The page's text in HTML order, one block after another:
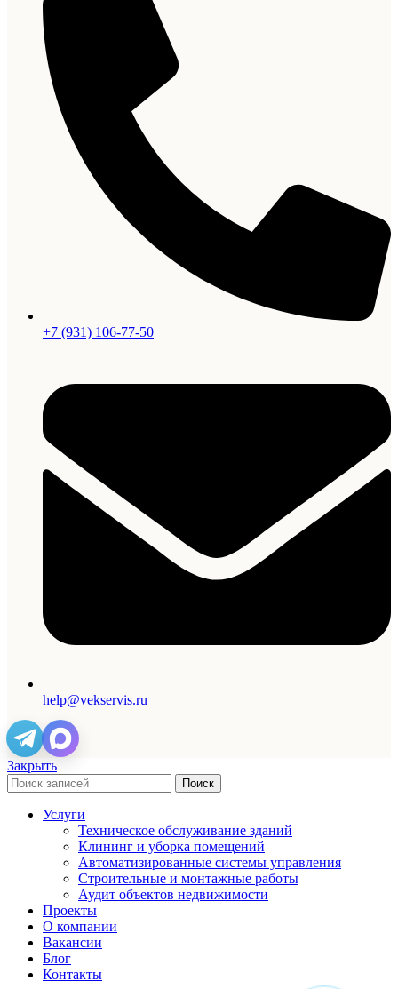
+7 (931) 106-77-50
help@vekservis.ru
Закрыть
Поиск
Услуги
Техническое обслуживание зданий
Клининг и уборка помещений
Автоматизированные системы управления
Строительные и монтажные работы
Аудит объектов недвижимости
Проекты
О компании
Вакансии
Блог
Контакты